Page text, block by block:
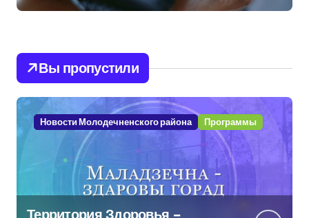
Вы пропустили
Новости Молодечненского района Программы
Территория Здоровья –